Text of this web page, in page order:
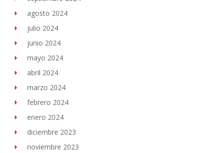
agosto 2024
julio 2024
junio 2024
mayo 2024
abril 2024
marzo 2024
febrero 2024
enero 2024
diciembre 2023
noviembre 2023